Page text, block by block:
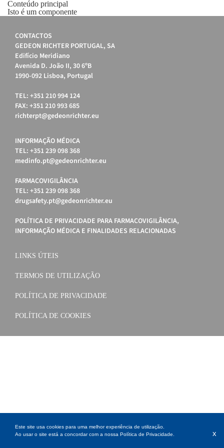
Conteúdo principal
Isto é um componente
CONTACTOS
GEDEON RICHTER PORTUGAL, SA
Edifício Meridiano
Avenida D. João II, 30 6ºB
1990-092 Lisboa, Portugal
TEL: +351 210 994 124
FAX: +351 210 993 685
richterpt@gedeonrichter.eu
INFORMAÇÃO MÉDICA
TEL: +351 239 098 368
medinfo.pt@gedeonrichter.eu
FARMACOVIGILÂNCIA
TEL: +351 239 098 368
drugsafety.pt@gedeonrichter.eu
POLÍTICA DE PRIVACIDADE PARA FARMACOVIGILÂNCIA,
INFORMAÇÃO MÉDICA E FINALIDADES RELACIONADAS
LINKS ÚTEIS
TERMOS DE UTILIZAÇÃO
POLÍTICA DE PRIVACIDADE
POLÍTICA DE COOKIES
Este site usa cookies para uma melhor experiência de utilização.
Ao usar o site está a concordar com a nossa Política de Privacidade x